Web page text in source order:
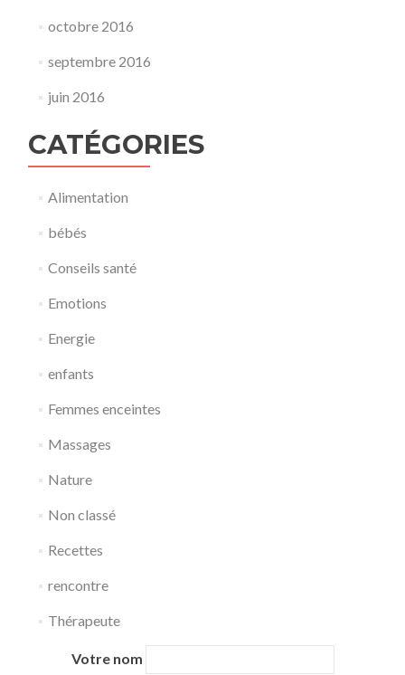
octobre 2016
septembre 2016
juin 2016
CATÉGORIES
Alimentation
bébés
Conseils santé
Emotions
Energie
enfants
Femmes enceintes
Massages
Nature
Non classé
Recettes
rencontre
Thérapeute
Votre nom